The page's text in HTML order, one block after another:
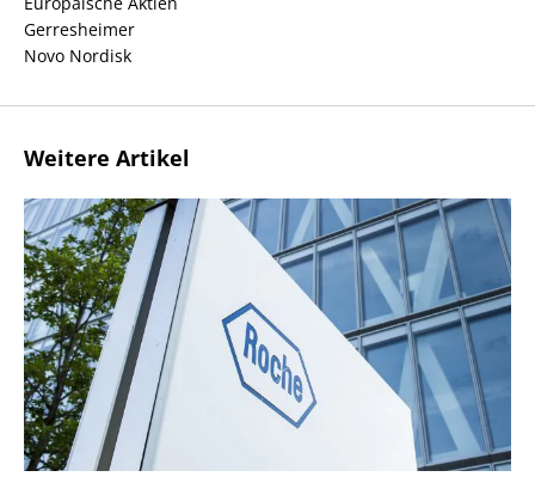
Gerresheimer
Novo Nordisk
Weitere Artikel